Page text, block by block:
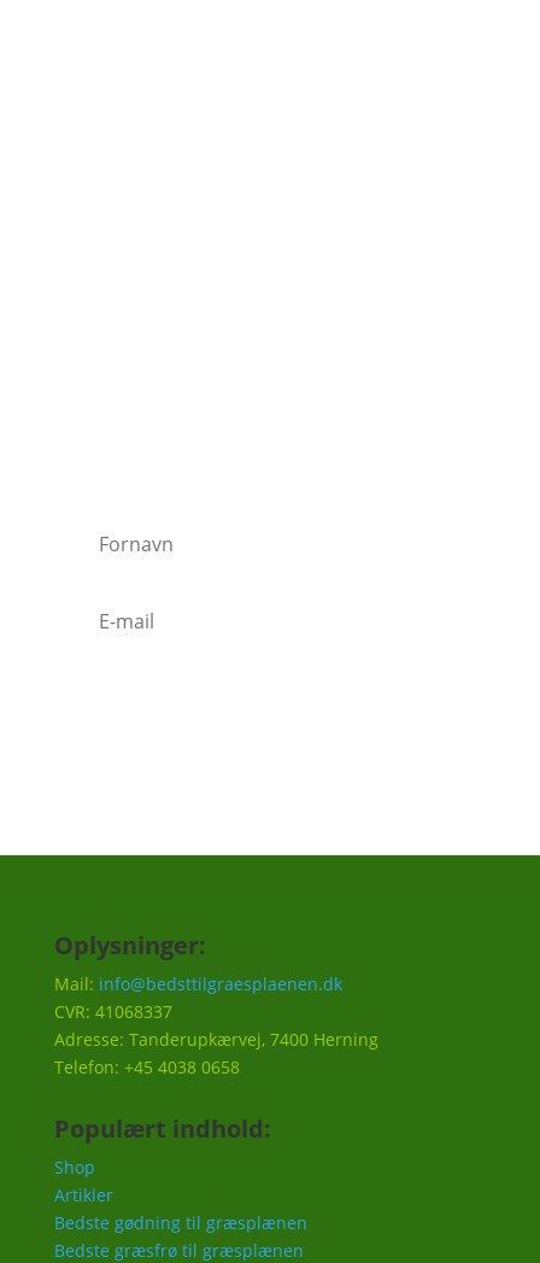
Oplysninger:
Mail: info@bedsttilgraesplaenen.dk
CVR: 41068337
Adresse: Tanderupkærvej, 7400 Herning
Telefon: +45 4038 0658
Populært indhold:
Shop
Artikler
Bedste gødning til græsplænen
Bedste græsfrø til græsplænen